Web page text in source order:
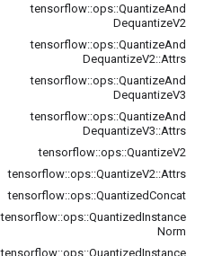
tensorflow::ops::QuantizeAnd
DequantizeV2
tensorflow::ops::QuantizeAnd
DequantizeV2::Attrs
tensorflow::ops::QuantizeAnd
DequantizeV3
tensorflow::ops::QuantizeAnd
DequantizeV3::Attrs
tensorflow::ops::QuantizeV2
tensorflow::ops::QuantizeV2::Attrs
tensorflow::ops::QuantizedConcat
tensorflow::ops::QuantizedInstance
Norm
tensorflow::ops::QuantizedInstance